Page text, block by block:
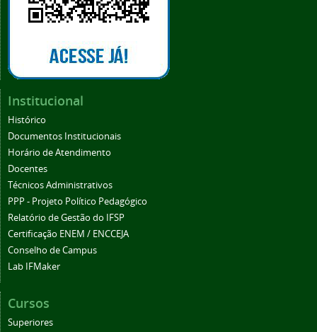
Institucional
Histórico
Documentos Institucionais
Horário de Atendimento
Docentes
Técnicos Administrativos
PPP - Projeto Político Pedagógico
Relatório de Gestão do IFSP
Certificação ENEM / ENCCEJA
Conselho de Campus
Lab IFMaker
Cursos
Superiores